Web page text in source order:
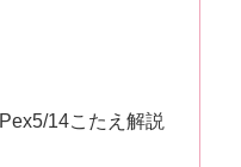
14こたえ解説